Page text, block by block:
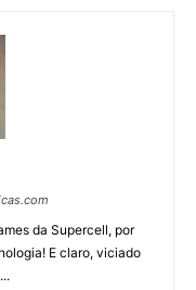
da Supercell, por
E claro, viciado